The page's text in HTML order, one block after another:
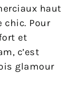
haut
chic. Pour
et
c’est
glamour